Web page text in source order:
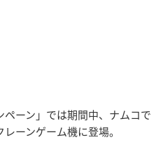
ーン」では期間中、ナムコで
ーンゲーム機に登場。